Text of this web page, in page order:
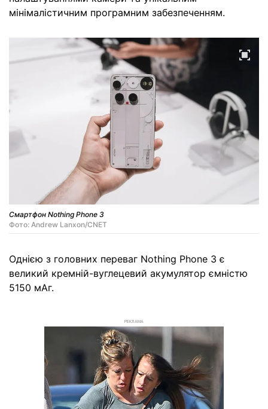
мінімалістичним програмним забезпеченням.
Смартфон Nothing Phone 3
Фото: Andrew Lanxon/CNET
Однією з головних переваг Nothing Phone 3 є
великий кремній-вуглецевий акумулятор ємністю
5150 мАг.
РЕКЛАМА